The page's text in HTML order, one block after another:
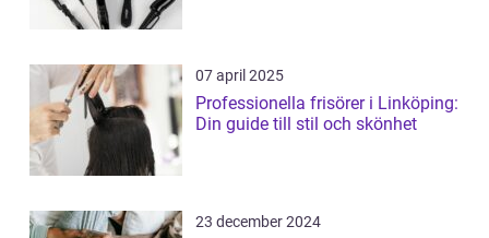
07 april 2025
Professionella frisörer i Linköping:
Din guide till stil och skönhet
23 december 2024